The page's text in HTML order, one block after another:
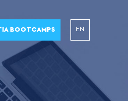
BOOTCAMPS EN